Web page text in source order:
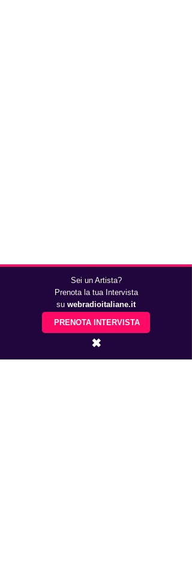
Sei un Artista?
Prenota la tua Intervista
su webradioitaliane.it
PRENOTA INTERVISTA
✖